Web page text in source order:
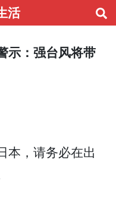
活
示：强台风将带
本，请务必在出